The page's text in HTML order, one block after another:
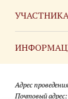
Для СМИ
Адрес
Почтовый адрес: